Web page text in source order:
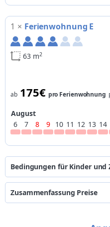
1 × Ferienwohnung E
63 m2
ab 175€ pro Ferienwohnung
August
6
7 8 9 10 11 12 13 14
Bedingungen für Kinder und
die Preise verstehen
Alter
Zusammenfassung Preise